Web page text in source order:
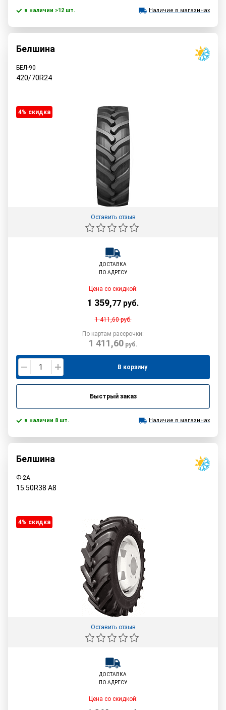
в наличии >12 шт. Наличие в магазинах
Белшина
БЕЛ-90
420/70R24
4% cкидка
Оставить отзыв
ДОСТАВКА
ПО АДРЕСУ
Цена со скидкой:
1 359,77 руб.
1 411,60руб.
По картам рассрочки:
1 411,60руб.
В корзину
Быстрый заказ
в наличии 8 шт. Наличие в магазинах
Белшина
Ф-2А
15.50R38 A8
4% cкидка
Оставить отзыв
ДОСТАВКА
ПО АДРЕСУ
Цена со скидкой: